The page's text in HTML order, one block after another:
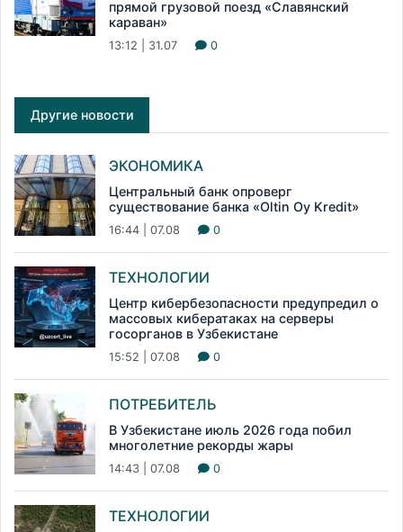
прямой грузовой поезд «Славянский
караван»
13:12 | 31.07 0
Другие новости
ЭКОНОМИКА
Центральный банк опроверг
существование банка «Oltin Oy Kredit»
16:44 | 07.08 0
ТЕХНОЛОГИИ
Центр кибербезопасности предупредил о
массовых кибератаках на серверы
госорганов в Узбекистане
15:52 | 07.08 0
ПОТРЕБИТЕЛЬ
В Узбекистане июль 2026 года побил
многолетние рекорды жары
14:43 | 07.08 0
ТЕХНОЛОГИИ